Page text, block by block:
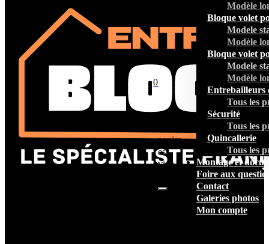
Modèle
Bloque volet
Modele
Modèle
Bloque volet
Modele
Modèle
Entrebailleurs
Tous les
Sécurité
Tous les
Quincallerie
Tous les
Montage et
Foire aux
Contact
Galeries photos
Mon compte
0
panier
est
vide.